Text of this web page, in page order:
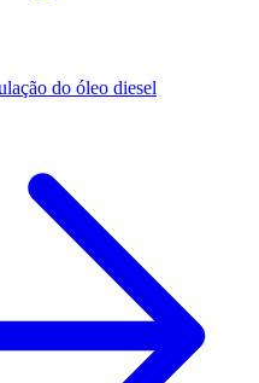
do óleo diesel